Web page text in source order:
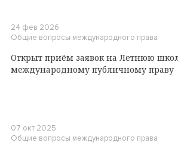
24 фев 2026
Общие вопросы международного права
Открыт приём заявок на Летнюю
международному публичному праву
07 окт 2025
Общие вопросы международного права